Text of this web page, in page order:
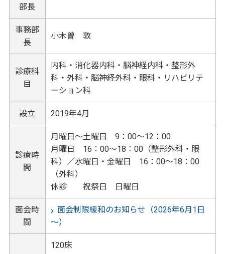
部長
事務部
長
小木曽 敦
診療科
目
内科・消化器内科・脳神経内科・整形外
科・外科・脳神経外科・眼科・リハビリテ
ーション科
設立 2019年4月
診療時
間
月曜日～土曜日 9：00～12：00
月曜日 16：00～18：00（整形外科・眼
科）／水曜日・金曜日 16：00～18：00
（外科）
休診 祝祭日 日曜日
面会時
間
面会制限緩和のお知らせ（2026年6月1日
～）
120床